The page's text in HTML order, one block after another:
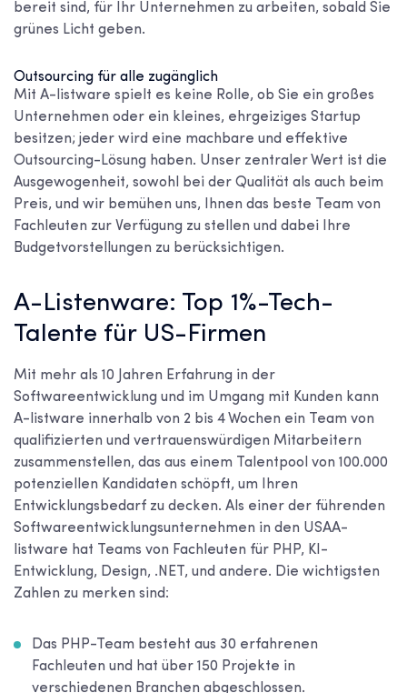
bereit sind, für Ihr Unternehmen zu arbeiten, sobald Sie
grünes Licht geben.
Outsourcing für alle zugänglich
Mit A-listware spielt es keine Rolle, ob Sie ein großes
Unternehmen oder ein kleines, ehrgeiziges Startup
besitzen; jeder wird eine machbare und effektive
Outsourcing-Lösung haben. Unser zentraler Wert ist die
Ausgewogenheit, sowohl bei der Qualität als auch beim
Preis, und wir bemühen uns, Ihnen das beste Team von
Fachleuten zur Verfügung zu stellen und dabei Ihre
Budgetvorstellungen zu berücksichtigen.
A-Listenware: Top 1%-Tech-
Talente für US-Firmen
Mit mehr als 10 Jahren Erfahrung in der
Softwareentwicklung und im Umgang mit Kunden kann
A-listware innerhalb von 2 bis 4 Wochen ein Team von
qualifizierten und vertrauenswürdigen Mitarbeitern
zusammenstellen, das aus einem Talentpool von 100.000
potenziellen Kandidaten schöpft, um Ihren
Entwicklungsbedarf zu decken. Als einer der führenden
Softwareentwicklungsunternehmen in den USAA-
listware hat Teams von Fachleuten für PHP, KI-
Entwicklung, Design, .NET, und andere. Die wichtigsten
Zahlen zu merken sind:
Das PHP-Team besteht aus 30 erfahrenen
Fachleuten und hat über 150 Projekte in
verschiedenen Branchen abgeschlossen.